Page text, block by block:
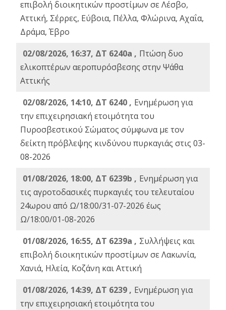
επιβολή διοικητικών προστίμων σε Λέσβο,
Αττική, Σέρρες, Εύβοια, Πέλλα, Φλώρινα, Αχαΐα,
Δράμα, Έβρο
02/08/2026, 16:37, ΔΤ 6240a , Πτώση δυο
ελικοπτέρων αεροπυρόσβεσης στην Ψάθα
Αττικής
02/08/2026, 14:10, ΔΤ 6240 , Ενημέρωση για
την επιχειρησιακή ετοιμότητα του
Πυροσβεστικού Σώματος σύμφωνα με τον
δείκτη πρόβλεψης κινδύνου πυρκαγιάς στις 03-
08-2026
01/08/2026, 18:00, ΔΤ 6239b , Ενημέρωση για
τις αγροτοδασικές πυρκαγιές του τελευταίου
24ωρου από Ω/18:00/31-07-2026 έως
Ω/18:00/01-08-2026
01/08/2026, 16:55, ΔΤ 6239a , Συλλήψεις και
επιβολή διοικητικών προστίμων σε Λακωνία,
Χανιά, Ηλεία, Κοζάνη και Αττική
01/08/2026, 14:39, ΔΤ 6239 , Ενημέρωση για
την επιχειρησιακή ετοιμότητα του